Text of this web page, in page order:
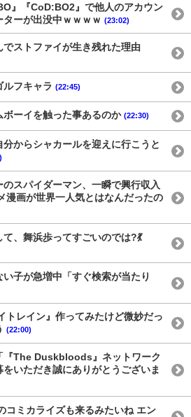
』『CoD:BO2』で他人のアカウン
ターが出没中ｗｗｗｗ (23:02)
ストファイが生き残れた理由
ルフキャラ (22:45)
ボーイを触った事あるのか (22:30)
分からシャカールを迎えに行こうと
のスパイダーマン、一瞬で興行収入
画が世界一人気とはなんだったの
て、舞浜歩ってすごいのでは?💃
い子が急増中「すぐ検索が当たり
トレイン』作ってみたけど微妙だっ
(22:00)
『The Duskbloods』ネットワーク
いただき誠にありがとうございま
コミカライズも来るみたいね エン